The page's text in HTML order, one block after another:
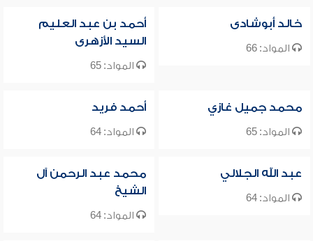
خالد أبوشادى
المواد: 66
أحمد بن عبد العليم
السيد الأزهرى
المواد: 65
محمد جميل غازي
المواد: 65
أحمد فريد
المواد: 64
عبد الله الجلالي
المواد: 64
محمد عبد الرحمن آل
الشيخ
المواد: 64